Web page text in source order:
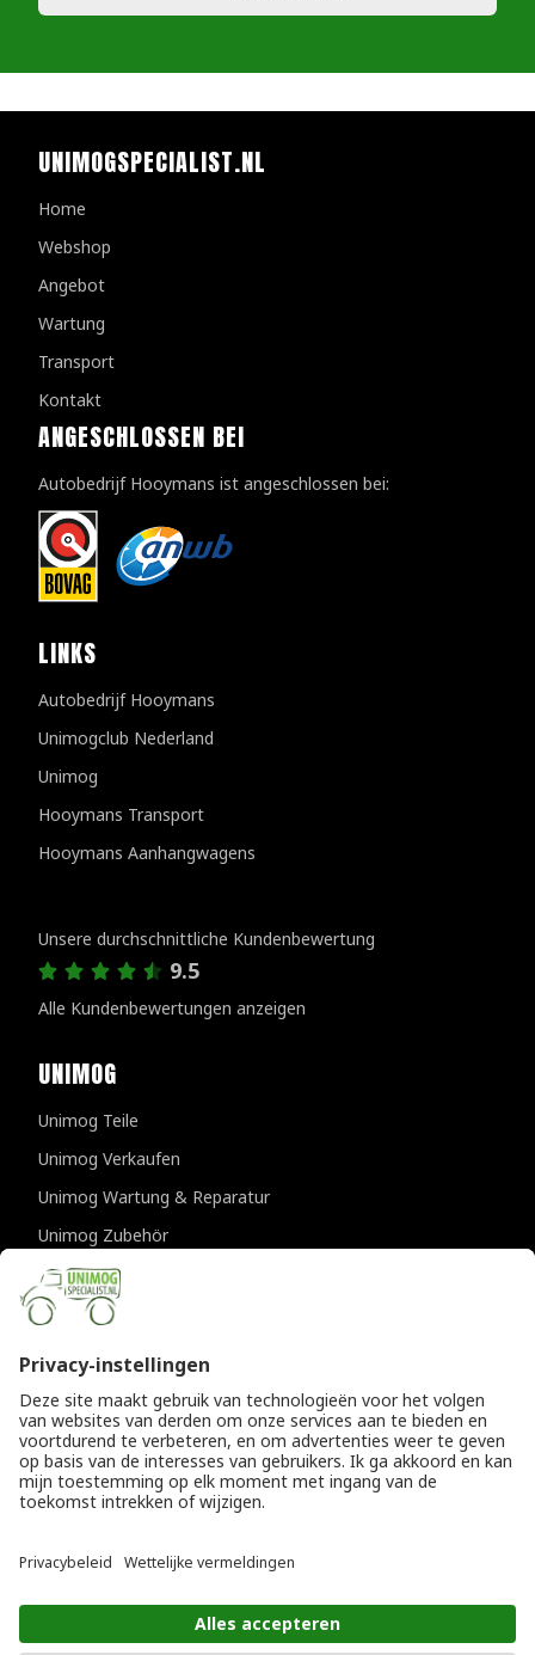
UNIMOGSPECIALIST.NL
Home
Webshop
Angebot
Wartung
Transport
Kontakt
ANGESCHLOSSEN BEI
Autobedrijf Hooymans ist angeschlossen bei:
LINKS
Autobedrijf Hooymans
Unimogclub Nederland
Unimog
Hooymans Transport
Hooymans Aanhangwagens
Unsere durchschnittliche Kundenbewertung
9.5
Alle Kundenbewertungen anzeigen
UNIMOG
Unimog Teile
Unimog Verkaufen
Unimog Wartung & Reparatur
Unimog Zubehör
Unimog APK-prufungen
KONTAKTDATEN
Provincialeweg 94-98
Die Niederlande
T+31 (0)418 632073
Einfo@unimogspecialist.nl
© Copyright 2026
Allgemeine Geschäftsbedingungen|
Datenschutzerklärung